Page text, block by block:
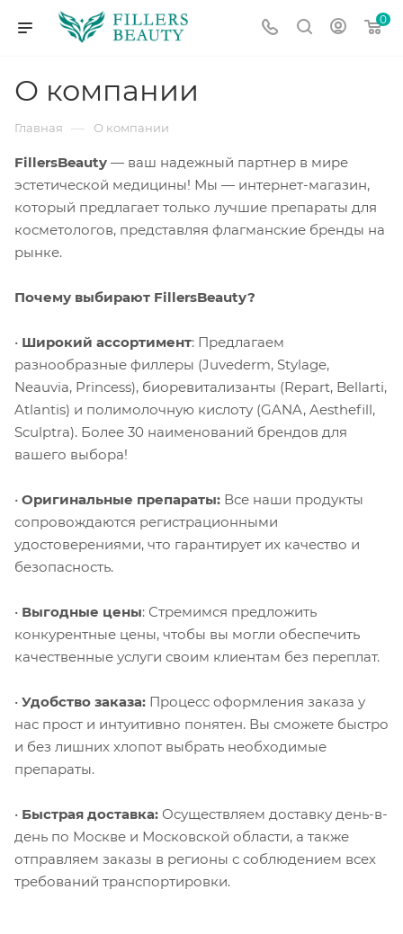
0
О компании
Главная — О компании
FillersBeauty — ваш надежный партнер в мире
эстетической медицины! Мы — интернет-магазин,
который предлагает только лучшие препараты для
косметологов, представляя флагманские бренды на
рынке.
Почему выбирают FillersBeauty?
• Широкий ассортимент: Предлагаем
разнообразные филлеры (Juvederm, Stylage,
Neauvia, Princess), биоревитализанты (Repart, Bellarti,
Atlantis) и полимолочную кислоту (GANA, Aesthefill,
Sculptra). Более 30 наименований брендов для
вашего выбора!
• Оригинальные препараты: Все наши продукты
сопровождаются регистрационными
удостоверениями, что гарантирует их качество и
безопасность.
• Выгодные цены: Стремимся предложить
конкурентные цены, чтобы вы могли обеспечить
качественные услуги своим клиентам без переплат.
• Удобство заказа: Процесс оформления заказа у
нас прост и интуитивно понятен. Вы сможете быстро
и без лишних хлопот выбрать необходимые
препараты.
• Быстрая доставка: Осуществляем доставку день-в-
день по Москве и Московской области, а также
отправляем заказы в регионы с соблюдением всех
требований транспортировки.